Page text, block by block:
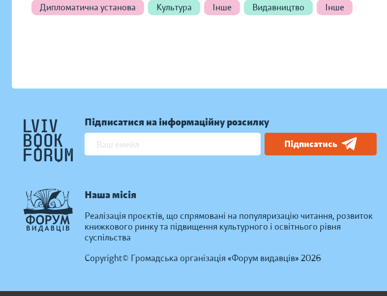
Дипломатична установа Культура Інше Видавництво Інше
Підписатися на інформаційну розсилку
Підписатись
Наша місія
Реалізація проєктів, що спрямовані на популяризацію читання, розвиток
книжкового ринку та підвищення культурного і освітнього рівня
суспільства
Copyright© Громадська організація «Форум видавців» 2026